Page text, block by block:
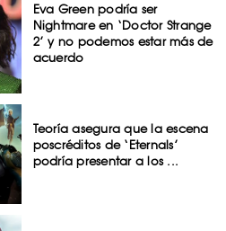
Eva Green podría ser
Nightmare en ‘Doctor Strange
2’ y no podemos estar más de
acuerdo
Teoría asegura que la escena
poscréditos de ‘Eternals’
podría presentar a los ...